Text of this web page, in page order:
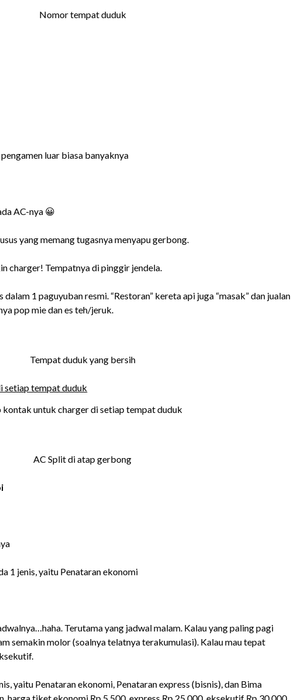
Nomor tempat duduk
luar biasa banyaknya
AC-nya 😀
yang memang tugasnya menyapu gerbong.
charger! Tempatnya di pinggir jendela.
1 paguyuban resmi. “Restoran” kereta api juga “masak” dan jualan
pop mie dan es teh/jeruk.
Tempat duduk yang bersih
kontak untuk charger di setiap tempat duduk
AC Split di atap gerbong
1 jenis, yaitu Penataran ekonomi
Terutama yang jadwal malam. Kalau yang paling pagi
semakin molor (soalnya telatnya terakumulasi). Kalau mau tepat
yaitu Penataran ekonomi, Penataran express (bisnis), dan Bima
harga tiket ekonomi Rp 5.500, express Rp 25.000, eksekutif Rp 30.000.